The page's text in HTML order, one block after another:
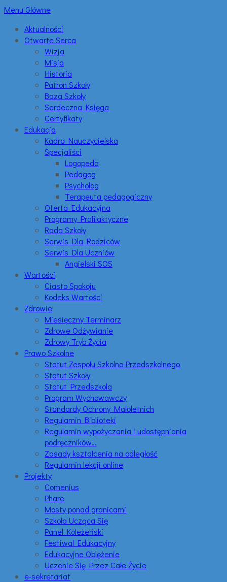
Menu Główne
Aktualności
Otwarte Serca
Wizja
Misja
Historia
Patron Szkoły
Baza Szkoły
Serdeczna Księga
Certyfikaty
Edukacja
Kadra Nauczycielska
Specjaliści
Logopeda
Pedagog
Psycholog
Terapeuta pedagogiczny
Oferta Edukacyjna
Programy Profilaktyczne
Rada Szkoły
Serwis Dla Rodziców
Serwis Dla Uczniów
Angielski SOS
Wartości
Ciasto Spokoju
Kodeks Wartości
Zdrowie
Miesięczny Terminarz
Zdrowe Odżywianie
Zdrowy Tryb Życia
Prawo Szkolne
Statut Zespołu Szkolno-Przedszkolnego
Statut Szkoły
Statut Przedszkola
Program Wychowawczy
Standardy Ochrony Małoletnich
Regulamin Biblioteki
Regulamin wypożyczania i udostępniania
podręczników…
Zasady kształcenia na odległość
Regulamin lekcji online
Projekty
Comenius
Phare
Mosty ponad granicami
Szkoła Ucząca Się
Panel Koleżeński
Festiwal Edukacyjny
Edukacyjne Oblężenie
Uczenie Się Przez Całe Życie
e-sekretariat